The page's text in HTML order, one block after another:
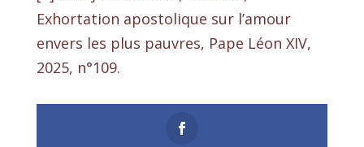
Exhortation apostolique sur l’amour
envers les plus pauvres, Pape Léon XIV,
2025, n°109.